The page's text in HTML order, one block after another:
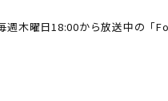
週木曜日18:00から放送中の「